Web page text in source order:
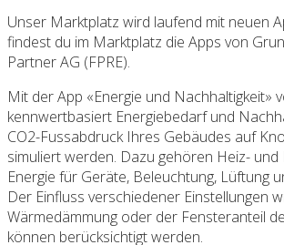
Unser Marktplatz wird laufend mit neuen
findest du im Marktplatz die Apps von
Partner AG (FPRE).
Mit der App «Energie und Nachhaltigkeit»
kennwertbasiert Energiebedarf und
CO2-Fussabdruck Ihres Gebäudes auf
simuliert werden. Dazu gehören Heiz- und
Energie für Geräte, Beleuchtung, Lüftung
Der Einfluss verschiedener Einstellungen
Wärmedämmung oder der Fensteranteil
können berücksichtigt werden.